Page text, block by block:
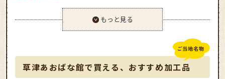
もっと見る
草津あおばな館で買える、おすすめ加工品